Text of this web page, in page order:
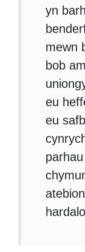
yn
mewn
bob
eu
eu